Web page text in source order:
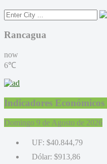
Rancagua
now
6℃
Indicadores Económicos
Domingo 9 de Agosto de 2026
UF: $40.844,79
Dólar: $913,86